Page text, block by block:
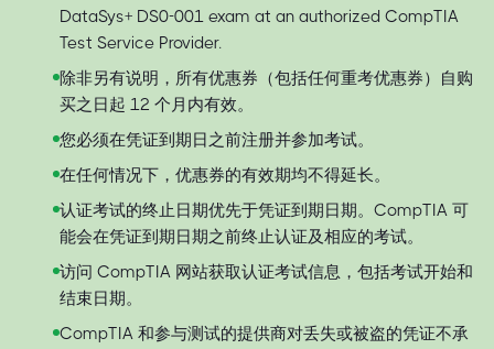
DataSys+ DS0-001 exam at an authorized CompTIA
Test Service Provider.
除非另有说明，所有优惠券（包括任何重考优惠券）自购
买之日起 12 个月内有效。
您必须在凭证到期日之前注册并参加考试。
在任何情况下，优惠券的有效期均不得延长。
认证考试的终止日期优先于凭证到期日期。CompTIA 可
能会在凭证到期日期之前终止认证及相应的考试。
访问 CompTIA 网站获取认证考试信息，包括考试开始和
结束日期。
CompTIA 和参与测试的提供商对丢失或被盗的凭证不承